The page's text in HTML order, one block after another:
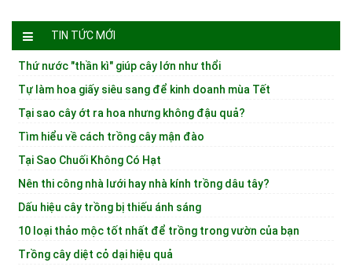
TIN TỨC MỚI
Thứ nước "thần kì" giúp cây lớn như thổi
Tự làm hoa giấy siêu sang để kinh doanh mùa Tết
Tại sao cây ớt ra hoa nhưng không đậu quả?
Tìm hiểu về cách trồng cây mận đào
Tại Sao Chuối Không Có Hạt
Nên thi công nhà lưới hay nhà kính trồng dâu tây?
Dấu hiệu cây trồng bị thiếu ánh sáng
10 loại thảo mộc tốt nhất để trồng trong vườn của bạn
Trồng cây diệt cỏ dại hiệu quả